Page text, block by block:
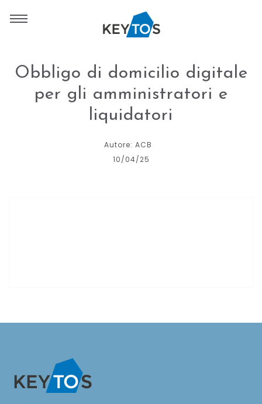
Obbligo di domicilio digitale
per gli amministratori e
liquidatori
Autore: ACB
10/04/25